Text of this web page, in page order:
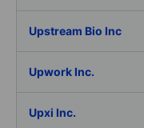
Upstream Bio Inc
Upwork Inc.
Upxi Inc.